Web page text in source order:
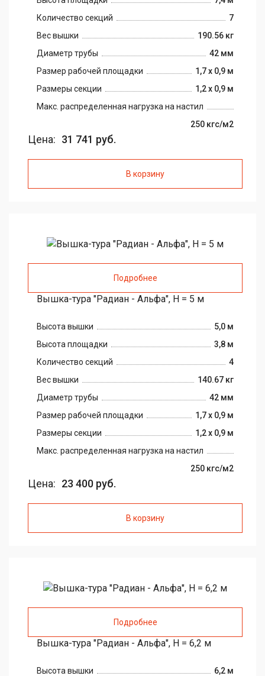
Количество секций
7
Вес вышки
190.56 кг
Диаметр трубы
42 мм
Размер рабочей площадки
1,7 х 0,9 м
Размеры секции
1,2 х 0,9 м
Макс. распределенная нагрузка на настил
250 кгс/м2
Цена: 31 741 руб.
В корзину
Подробнее
Вышка-тура "Радиан - Альфа", H = 5 м
Высота вышки
5,0 м
Высота площадки
3,8 м
Количество секций
4
Вес вышки
140.67 кг
Диаметр трубы
42 мм
Размер рабочей площадки
1,7 х 0,9 м
Размеры секции
1,2 х 0,9 м
Макс. распределенная нагрузка на настил
250 кгс/м2
Цена: 23 400 руб.
В корзину
Подробнее
Вышка-тура "Радиан - Альфа", H = 6,2 м
Высота вышки
6,2 м